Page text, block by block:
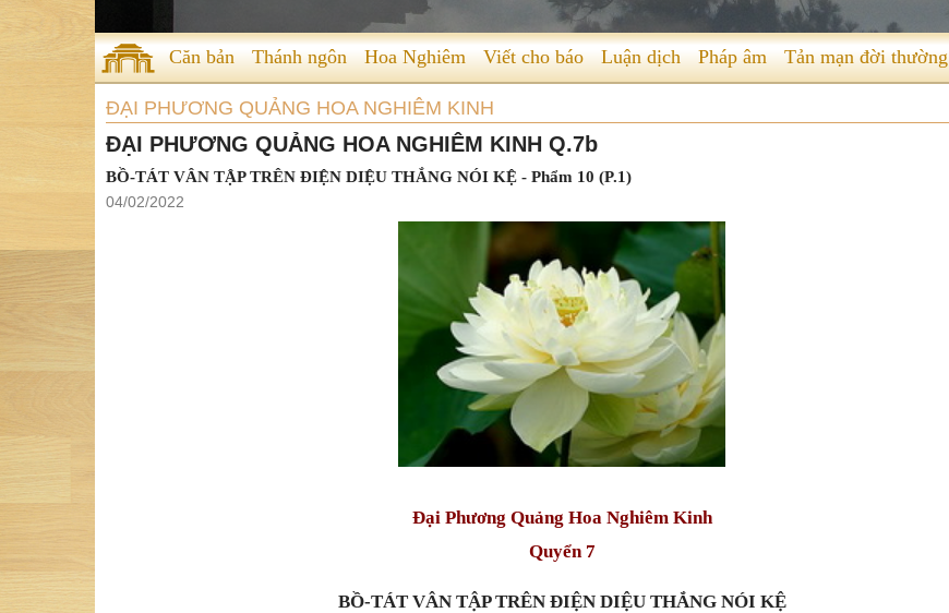
Căn bản Thánh ngôn Hoa Nghiêm Viết cho báo Luận dịch Pháp âm Tản mạn đời thường
ĐẠI PHƯƠNG QUẢNG HOA NGHIÊM KINH
ĐẠI PHƯƠNG QUẢNG HOA NGHIÊM KINH Q.7b
BỒ-TÁT VÂN TẬP TRÊN ĐIỆN DIỆU THẮNG NÓI KỆ - Phẩm 10 (P.1)
04/02/2022
Đại Phương Quảng Hoa Nghiêm Kinh
Quyển 7
BỒ-TÁT VÂN TẬP TRÊN ĐIỆN DIỆU THẮNG NÓI KỆ